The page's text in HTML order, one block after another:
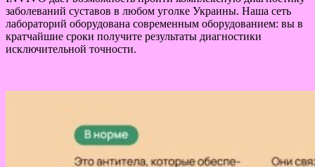
заболеваний суставов в любом уголке Украины. Наша сеть
лабораторий оборудована современным оборудованием: вы в
кратчайшие сроки получите результаты диагностики
исключительной точности.